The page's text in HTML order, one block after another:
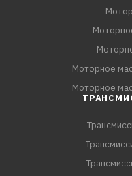
Моторное
Моторное